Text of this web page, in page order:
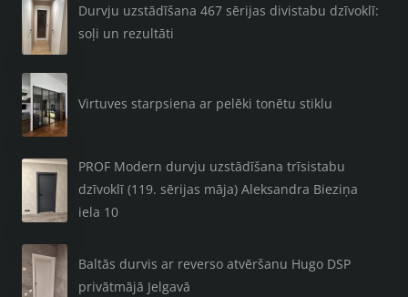
Durvju uzstādīšana 467 sērijas divistabu dzīvoklī:
soļi un rezultāti
Virtuves starpsiena ar pelēki tonētu stiklu
PROF Modern durvju uzstādīšana trīsistabu
dzīvoklī (119. sērijas māja) Aleksandra Bieziņa
iela 10
Baltās durvis ar reverso atvēršanu Hugo DSP
privātmājā Jelgavā